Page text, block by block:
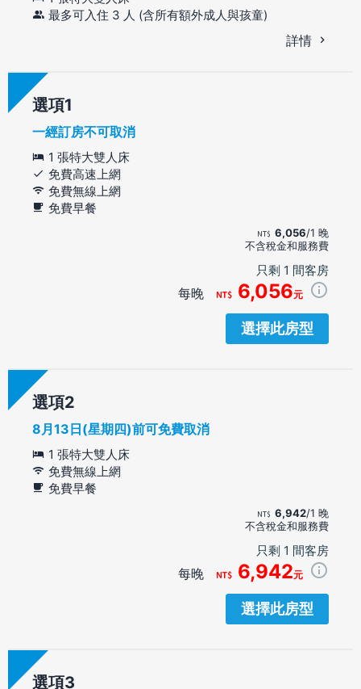
最多可入住 3 人 (含所有額外成人與孩童)
詳情
選項
一經訂房不可取消
1 張特大雙人床
免費高速上網
免費無線上網
免費早餐
6,056/1 晚
不含稅金和服務費
只剩 1 間客房
每晚 6,056元
選擇此房型
選項
8月13日(星期四)前可免費取消
1 張特大雙人床
免費無線上網
免費早餐
6,942/1 晚
不含稅金和服務費
只剩 1 間客房
每晚 6,942元
選擇此房型
選項